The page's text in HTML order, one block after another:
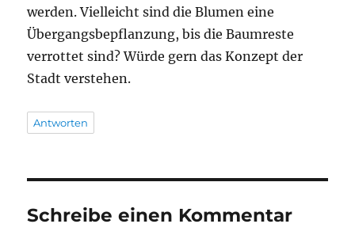
werden. Vielleicht sind die Blumen eine
Übergangsbepflanzung, bis die Baumreste
verrottet sind? Würde gern das Konzept der
Stadt verstehen.
Antworten
Schreibe einen Kommentar